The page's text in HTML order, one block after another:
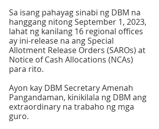
Sa isang pahayag sinabi ng DBM na
hanggang nitong September 1, 2023,
lahat ng kanilang 16 regional offices
ay ini-release na ang Special
Allotment Release Orders (SAROs) at
Notice of Cash Allocations (NCAs)
para rito.
Ayon kay DBM Secretary Amenah
Pangandaman, kinikilala ng DBM ang
extraordinary na trabaho ng mga
guro.